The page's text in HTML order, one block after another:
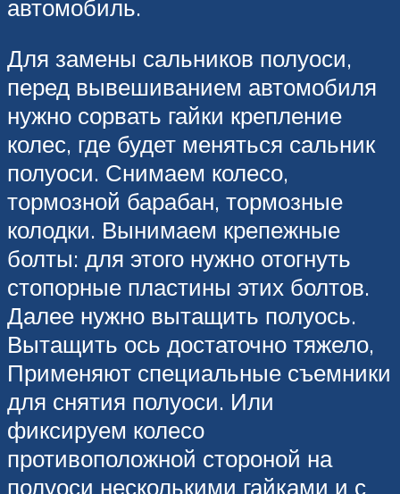
автомобиль.
Для замены сальников полуоси,
перед вывешиванием автомобиля
нужно сорвать гайки крепление
колес, где будет меняться сальник
полуоси. Снимаем колесо,
тормозной барабан, тормозные
колодки. Вынимаем крепежные
болты: для этого нужно отогнуть
стопорные пластины этих болтов.
Далее нужно вытащить полуось.
Вытащить ось достаточно тяжело,
Применяют специальные съемники
для снятия полуоси. Или
фиксируем колесо
противоположной стороной на
полуоси несколькими гайками и с